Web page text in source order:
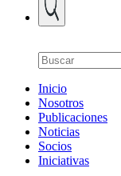
Inicio
Nosotros
Publicaciones
Noticias
Socios
Iniciativas